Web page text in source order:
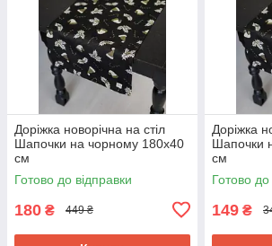
Доріжка новорічна на стіл
Шапочки на чорному 180х40
см
Готово до відправки
180 ₴ 449 ₴
Доріжка
Шапочки
см
Готово до
149 ₴